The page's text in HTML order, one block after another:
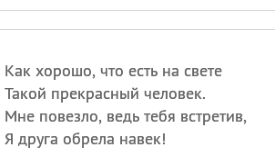
Как хорошо, что есть на свете
Такой прекрасный человек.
Мне повезло, ведь тебя встретив,
Я друга обрела навек!